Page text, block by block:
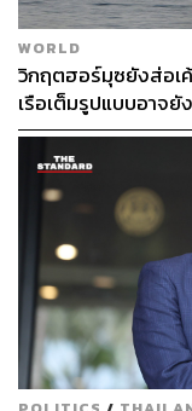
WORLD
วิกฤตฮอร์มุซยังส่อเค้
เรือเต็มรูปแบบอาจยั